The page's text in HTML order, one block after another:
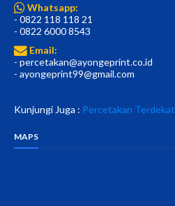
Whatsapp:
- 0822 118 118 21
- 0822 6000 8543
Email:
- percetakan@ayongeprint.co.id
- ayongeprint99@gmail.com
Kunjungi Juga : Percetakan Terdekat
MAPS